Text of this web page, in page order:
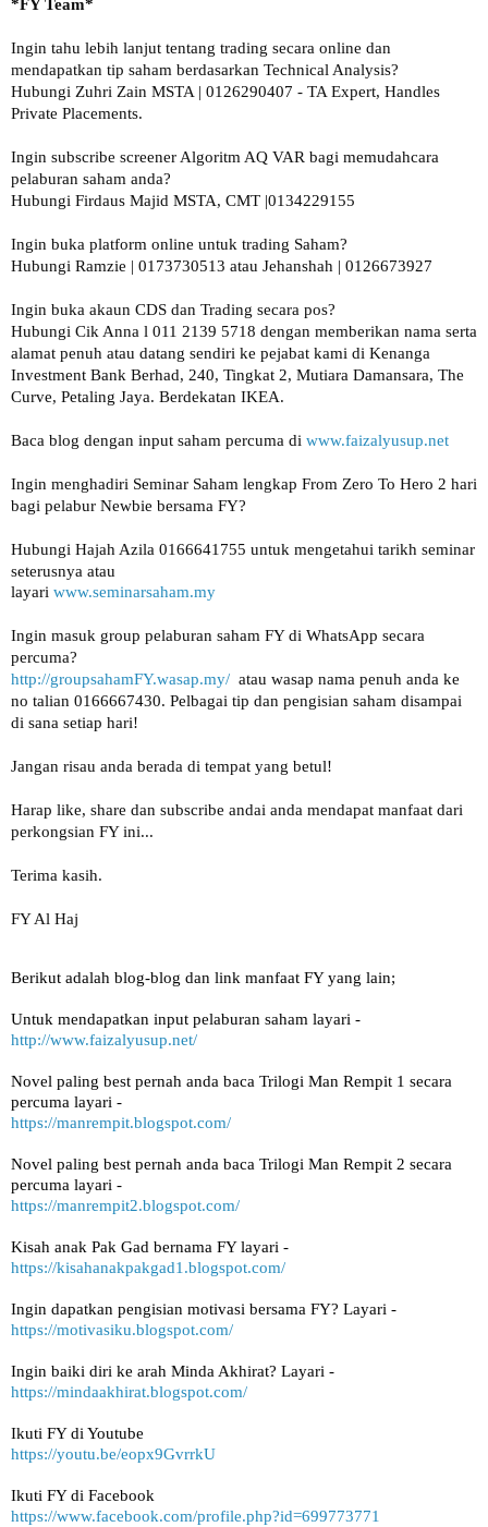
Ingin tahu lebih lanjut tentang trading secara online dan
mendapatkan tip saham berdasarkan Technical Analysis?
Hubungi Zuhri Zain MSTA | 0126290407 - TA Expert, Handles
Private Placements.
Ingin subscribe screener Algoritm AQ VAR bagi memudahcara
pelaburan saham anda?
Hubungi Firdaus Majid MSTA, CMT |0134229155
Ingin buka platform online untuk trading Saham?
Hubungi Ramzie | 0173730513 atau Jehanshah | 0126673927
Ingin buka akaun CDS dan Trading secara pos?
Hubungi Cik Anna l 011 2139 5718 dengan memberikan nama serta
alamat penuh atau datang sendiri ke pejabat kami di Kenanga
Investment Bank Berhad, 240, Tingkat 2, Mutiara Damansara, The
Curve, Petaling Jaya. Berdekatan IKEA.
Baca blog dengan input saham percuma di www.faizalyusup.net
Ingin menghadiri Seminar Saham lengkap From Zero To Hero 2 hari
Hubungi Hajah Azila 0166641755 untuk mengetahui tarikh seminar
seterusnya atau
layari www.seminarsaham.my
Ingin masuk group pelaburan saham FY di WhatsApp secara
percuma?
http://groupsahamFY.wasap.my/
  atau wasap nama penuh anda ke
no talian 0166667430. Pelbagai tip dan pengisian saham disampai
di sana setiap hari!
Jangan risau anda berada di tempat yang betul!
Harap like, share dan subscribe andai anda mendapat manfaat dari
perkongsian FY ini...
Terima kasih.
FY Al Haj
Berikut adalah blog-blog dan link manfaat FY yang lain;
Untuk mendapatkan input pelaburan saham layari -
http://www.faizalyusup.net/
Novel paling best pernah anda baca Trilogi Man Rempit 1 secara
percuma layari -
https://manrempit.blogspot.com/
Novel paling best pernah anda baca Trilogi Man Rempit 2 secara
percuma layari -
https://manrempit2.blogspot.com/
Kisah anak Pak Gad bernama FY layari -
https://kisahanakpakgad1.blogspot.com/
Ingin dapatkan pengisian motivasi bersama FY? Layari -
https://motivasiku.blogspot.com/
Ingin baiki diri ke arah Minda Akhirat? Layari -
https://mindaakhirat.blogspot.com/
Ikuti FY di Youtube
https://youtu.be/eopx9GvrrkU
Ikuti FY di Facebook
https://www.facebook.com/profile.php?id=699773771